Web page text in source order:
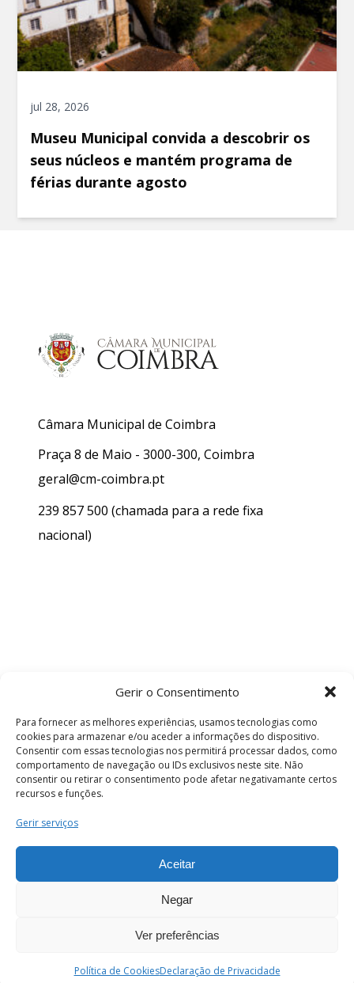
Gerir o Consentimento
Para fornecer as melhores experiências, usamos tecnologias como
cookies para armazenar e/ou aceder a informações do dispositivo.
Consentir com essas tecnologias nos permitirá processar dados, como
comportamento de navegação ou IDs exclusivos neste site. Não
consentir ou retirar o consentimento pode afetar negativamante certos
recursos e funções.
Gerir serviços
Aceitar
Negar
Ver preferências
Política de CookiesDeclaração de Privacidade
jul 28, 2026
Museu Municipal convida a descobrir os
seus núcleos e mantém programa de
férias durante agosto
Câmara Municipal de Coimbra
Praça 8 de Maio - 3000-300, Coimbra
geral@cm-coimbra.pt
239 857 500 (chamada para a rede fixa
nacional)
Termos e Condições
os direitos reservados.